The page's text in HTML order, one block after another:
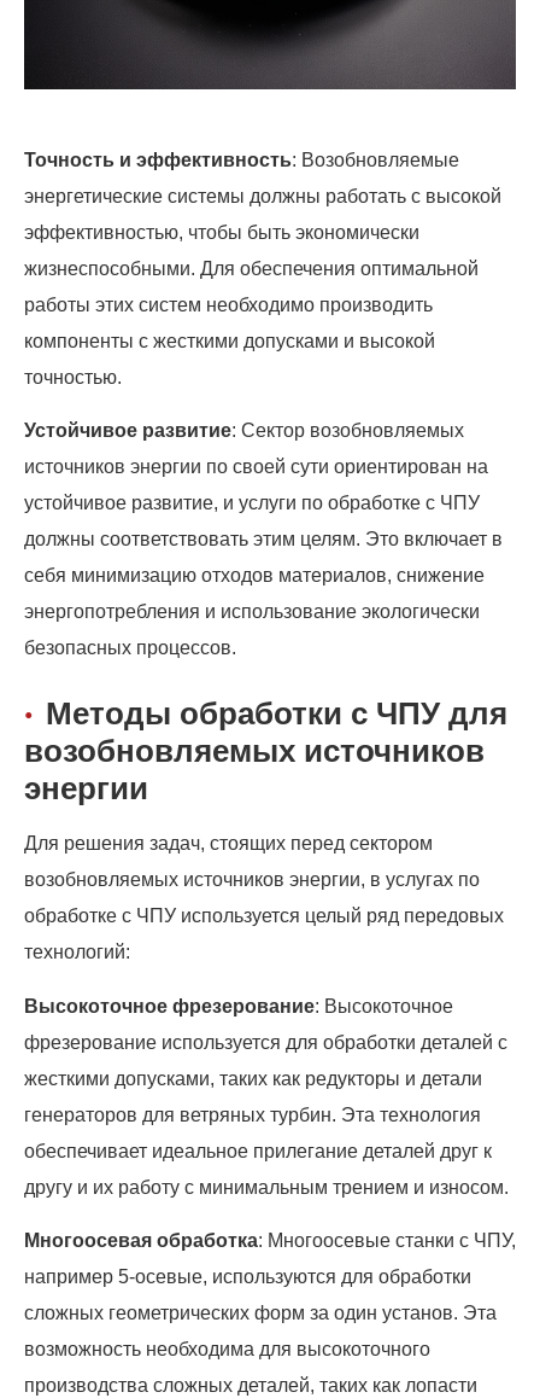
Точность и эффективность: Возобновляемые
энергетические системы должны работать с высокой
эффективностью, чтобы быть экономически
жизнеспособными. Для обеспечения оптимальной
работы этих систем необходимо производить
компоненты с жесткими допусками и высокой
точностью.
Устойчивое развитие: Сектор возобновляемых
источников энергии по своей сути ориентирован на
устойчивое развитие, и услуги по обработке с ЧПУ
должны соответствовать этим целям. Это включает в
себя минимизацию отходов материалов, снижение
энергопотребления и использование экологически
безопасных процессов.
Методы обработки с ЧПУ для
возобновляемых источников
энергии
Для решения задач, стоящих перед сектором
возобновляемых источников энергии, в услугах по
обработке с ЧПУ используется целый ряд передовых
технологий:
Высокоточное фрезерование: Высокоточное
фрезерование используется для обработки деталей с
жесткими допусками, таких как редукторы и детали
генераторов для ветряных турбин. Эта технология
обеспечивает идеальное прилегание деталей друг к
другу и их работу с минимальным трением и износом.
Многоосевая обработка: Многоосевые станки с ЧПУ,
например 5-осевые, используются для обработки
сложных геометрических форм за один установ. Эта
возможность необходима для высокоточного
производства сложных деталей, таких как лопасти